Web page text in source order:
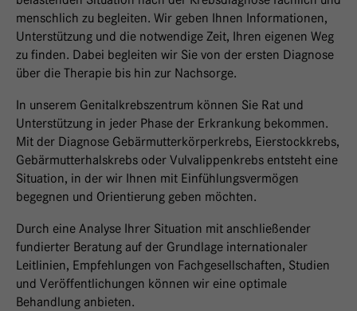
menschlich zu begleiten. Wir geben Ihnen Informationen,
Unterstützung und die notwendige Zeit, Ihren eigenen Weg
zu finden. Dabei begleiten wir Sie von der ersten Diagnose
über die Therapie bis hin zur Nachsorge.
In unserem Genitalkrebszentrum können Sie Rat und
Unterstützung in jeder Phase der Erkrankung bekommen.
Mit der Diagnose Gebärmutterkörperkrebs, Eierstockkrebs,
Gebärmutterhalskrebs oder Vulvalippenkrebs entsteht eine
Situation, in der wir Ihnen mit Einfühlungsvermögen
begegnen und Orientierung geben möchten.
Durch eine Analyse Ihrer Situation mit anschließender
fundierter Beratung auf der Grundlage internationaler
Leitlinien, Empfehlungen von Fachgesellschaften, Studien
und Veröffentlichungen können wir eine optimale
Behandlung anbieten.